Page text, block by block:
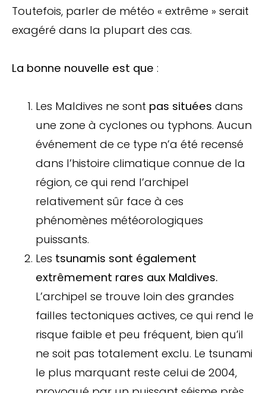
Toutefois, parler de météo « extrême » serait
exagéré dans la plupart des cas.
La bonne nouvelle est que :
Les Maldives ne sont pas situées dans
une zone à cyclones ou typhons. Aucun
événement de ce type n’a été recensé
dans l’histoire climatique connue de la
région, ce qui rend l’archipel
relativement sûr face à ces
phénomènes météorologiques
puissants.
Les tsunamis sont également
extrêmement rares aux Maldives.
L’archipel se trouve loin des grandes
failles tectoniques actives, ce qui rend le
risque faible et peu fréquent, bien qu’il
ne soit pas totalement exclu. Le tsunami
le plus marquant reste celui de 2004,